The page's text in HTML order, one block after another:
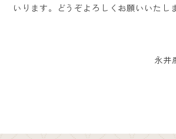
いります。どうぞよろしくお願いいたし
永井